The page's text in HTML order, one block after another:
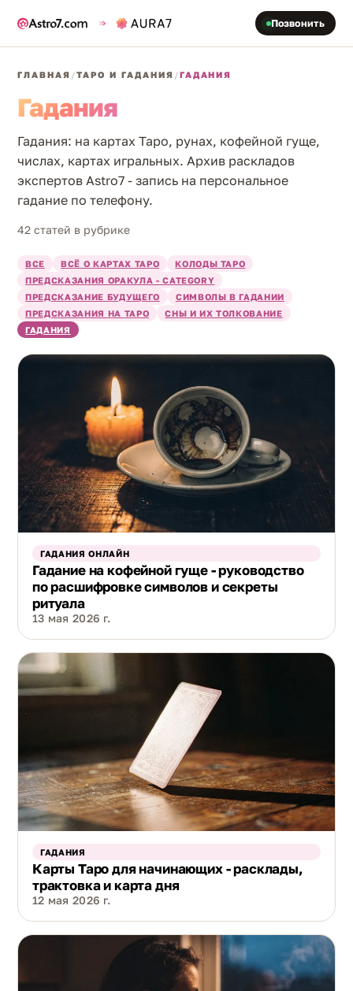
Позвонить
ГЛАВНАЯ /ТАРО И ГАДАНИЯ /ГАДАНИЯ
Гадания
Гадания: на картах Таро, рунах, кофейной гуще,
числах, картах игральных. Архив раскладов
экспертов Astro7 - запись на персональное
гадание по телефону.
42 статей в рубрике
ВСЕ ВСЁ О КАРТАХ ТАРО
КОЛОДЫ ТАРО
ПРЕДСКАЗАНИЯ ОРАКУЛА - CATEGORY
ПРЕДСКАЗАНИЕ БУДУЩЕГО
СИМВОЛЫ В ГАДАНИИ
ПРЕДСКАЗАНИЯ НА ТАРО
СНЫ И ИХ ТОЛКОВАНИЕ
ГАДАНИЯ
ГАДАНИЯ ОНЛАЙН
Гадание на кофейной гуще - руководство
по расшифровке символов и секреты
ритуала
13 мая 2026 г.
ГАДАНИЯ
Карты Таро для начинающих - расклады,
трактовка и карта дня
12 мая 2026 г.